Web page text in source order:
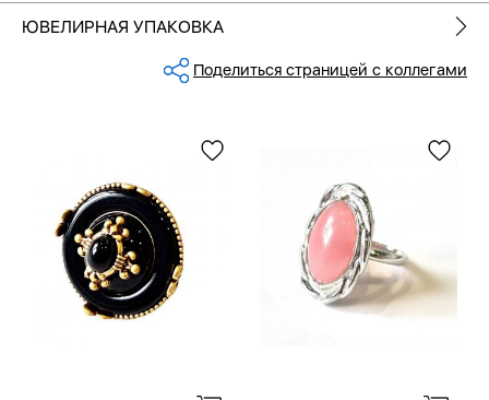
ЮВЕЛИРНАЯ УПАКОВКА
Поделиться страницей с коллегами